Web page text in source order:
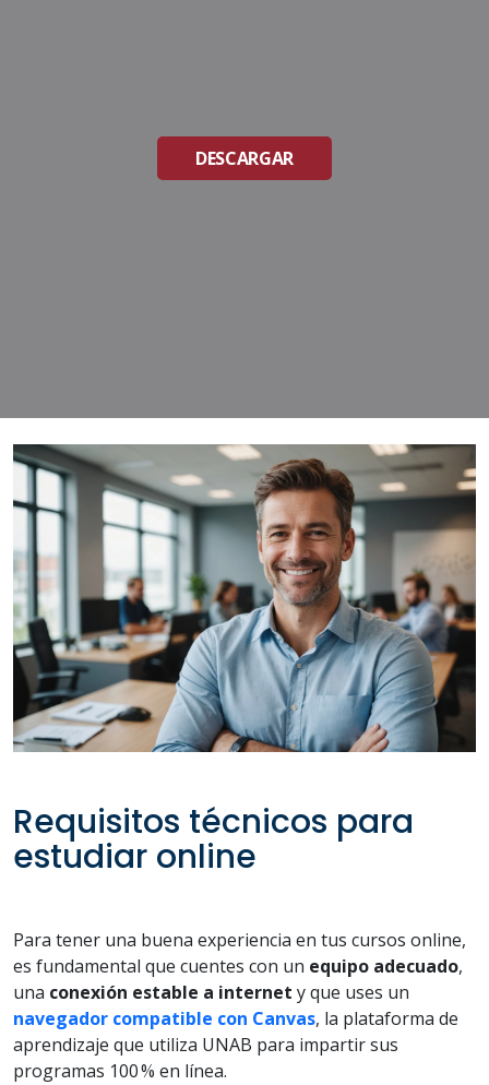
DESCARGAR
Requisitos técnicos para
estudiar online
Para tener una buena experiencia en tus cursos online,
es fundamental que cuentes con un equipo adecuado,
una conexión estable a internet y que uses un
navegador compatible con Canvas, la plataforma de
aprendizaje que utiliza UNAB para impartir sus
programas 100 % en línea.